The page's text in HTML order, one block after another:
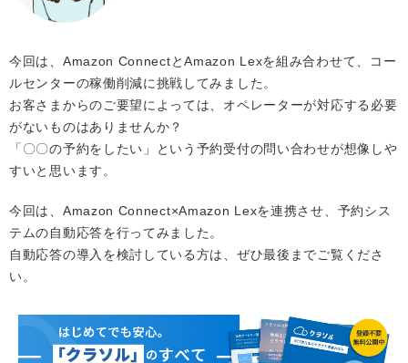
今回は、Amazon ConnectとAmazon Lexを組み合わせて、コー
ルセンターの稼働削減に挑戦してみました。
お客さまからのご要望によっては、オペレーターが対応する必要
がないものはありませんか？
「〇〇の予約をしたい」という予約受付の問い合わせが想像しや
すいと思います。
今回は、Amazon Connect×Amazon Lexを連携させ、予約シス
テムの自動応答を行ってみました。
自動応答の導入を検討している方は、ぜひ最後までご覧くださ
い。